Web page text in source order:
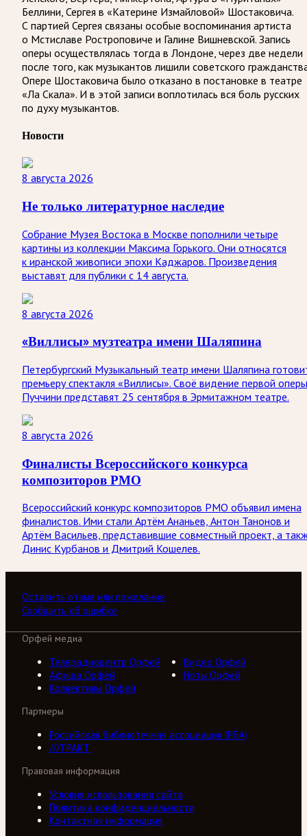
Беллини, Сергея в «Катерине Измайловой» Шостаковича.
С партией Сергея связаны особые воспоминания артиста
о Мстиславе Ростроповиче и Галине Вишневской. Запись
оперы осуществлялась тогда в Лондоне, через две недели
после того, как музыкантов лишили советского
Опере Шостаковича было отказано в постановке в театре
«Ла Скала». И в этой записи воплотилась вся боль русских
по духу музыкантов.
Новости
8 августа 2026
Не только литературное наследие
Собрание Музея Востока в Москве пополнили четыре
картины из коллекции Максима Горького. Они относятся
к иранской живописи эпохи Каджаров. Произведения
выставят для публики с 14 августа.
8 августа 2026
«Виллисы» музтеатра имени Шаляпина
Петербургский Музыкальный театр имени Шаляпина
премьеру спектакля «Виллисы». Своё видение первой оперы
Пуччини представят 25 сентября в Эрмитажном театре.
8 августа 2026
Финалисты Всероссийского конкурса
композиторов РМО
Всероссийский конкурс композиторов РМО объявил имена
финалистов. Ими стали Артём Ананьев, Антон Танонов и
Артём Васильев, представившие совместный проект, а
Динис Курбанов и Дмитрий Кошелев.
Оставить отзыв или пожелание
Сообщить об ошибке
Орфей медиа
Телерадиоцентр Орфей
Видео Орфей
Афиша Орфей
Ноты Орфей
Коллективы Орфей
Партнеры
Российская библиотечная ассоциация (РБА)
///ТРАКТ
Правовая информация
Условия использования сайта
Политика конфиденциальности
Контактная информация